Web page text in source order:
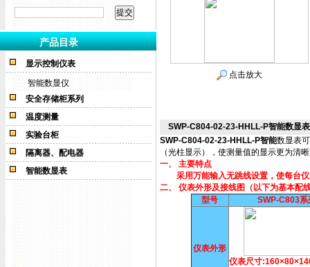
产品目录
显示控制仪表
智能数显仪
安全存储柜系列
温度测量
实验台柜
隔离器、配电器
智能数显表
点击放大
SWP-C804-02-23-HHLL-P智能数显表
SWP-C804-02-23-HHLL-P智能数显表
（光柱显示），使测量值的显示更为清
一、 主要特点
采用万能输入无跳线设置，使每台仪
二、 仪表外形及接线图（以下为基本配
型号
SWP-C803系
仪表外形
仪表尺寸